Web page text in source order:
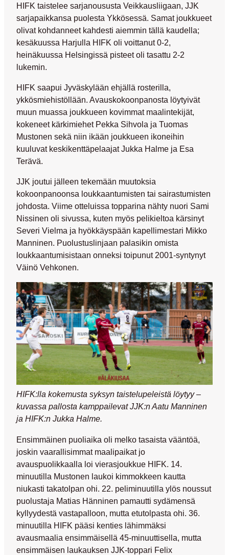
HIFK taistelee sarjanoususta Veikkausliigaan, JJK
sarjapaikkansa puolesta Ykkösessä. Samat joukkueet
olivat kohdanneet kahdesti aiemmin tällä kaudella;
kesäkuussa Harjulla HIFK oli voittanut 0-2,
heinäkuussa Helsingissä pisteet oli tasattu 2-2
lukemin.
HIFK saapui Jyväskylään ehjällä rosterilla,
ykkösmiehistöllään. Avauskokoonpanosta löytyivät
muun muassa joukkueen kovimmat maalintekijät,
kokeneet kärkimiehet Pekka Sihvola ja Tuomas
Mustonen sekä niin ikään joukkueen ikoneihin
kuuluvat keskikenttäpelaajatJukka Halme ja Esa
Terävä.
JJK joutui jälleen tekemään muutoksia
kokoonpanoonsa loukkaantumisten tai sairastumisten
johdosta. Viime otteluissa topparina nähty nuori Sami
Nissinen oli sivussa, kuten myös pelikieltoa kärsinyt
Severi Vielma ja hyökkäyspään kapellimestari Mikko
Manninen. Puolustuslinjaan palasikin omista
loukkaantumisistaan onneksi toipunut 2001-syntynyt
Väinö Vehkonen.
HIFK:lla kokemusta syksyn taistelupeleistä löytyy –
kuvassa pallosta kamppailevat JJK:n Aatu Manninen
ja HIFK:n Jukka Halme.
Ensimmäinen puoliaika oli melko tasaista vääntöä,
joskin vaarallisimmat maalipaikat jo
avauspuolikkaalla loi vierasjoukkue HIFK. 14.
minuutilla Mustonen laukoi kimmokkeen kautta
niukasti takatolpan ohi. 22. peliminuutilla ylös noussut
puolustaja Matias Hänninen pamautti sydämensä
kyllyydestä vastapalloon, mutta etutolpasta ohi. 36.
minuutilla HIFK pääsi kenties lähimmäksi
avausmaalia ensimmäisellä 45-minuuttisella, mutta
ensimmäisen laukauksen JJK-toppari Felix